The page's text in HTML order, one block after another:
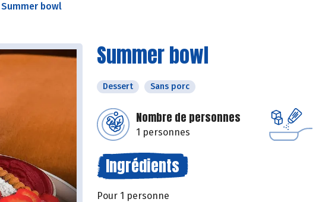
Summer bowl
Summer bowl
Dessert Sans porc
Nombre de personnes
1 personnes
Ingrédients
Pour 1 personne